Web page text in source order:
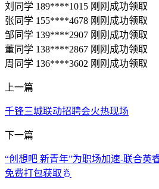
刘同学 189****1015 刚刚成功领取
张同学 155****4678 刚刚成功领取
邹同学 139****2907 刚刚成功领取
董同学 138****2867 刚刚成功领取
周同学 136****3602 刚刚成功领取
上一篇
千锋三城联动招聘会火热现场
下一篇
“创想吧 新青年”为职场加速-联合英
免费打包获取